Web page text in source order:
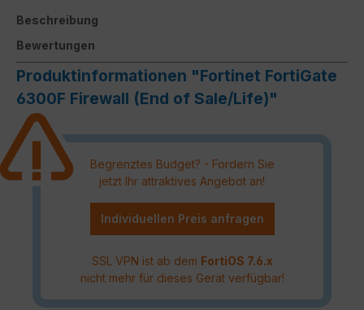
Beschreibung
Bewertungen
Produktinformationen "Fortinet FortiGate
6300F Firewall (End of Sale/Life)"
Begrenztes Budget? - Fordern Sie
jetzt Ihr attraktives Angebot an!
Individuellen Preis anfragen
SSL VPN ist ab dem FortiOS 7.6.x
nicht mehr für dieses Gerät verfügbar!